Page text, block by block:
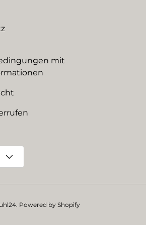
mit
. Powered by Shopify